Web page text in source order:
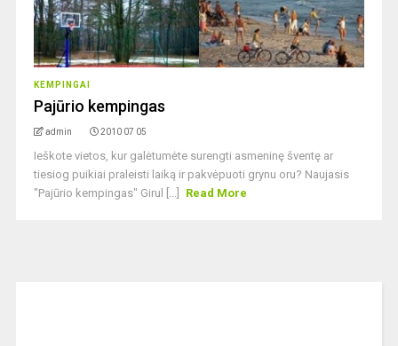
KEMPINGAI
Pajūrio kempingas
admin 2010 07 05
Ieškote vietos, kur galėtumėte surengti asmeninę šventę ar
tiesiog puikiai praleisti laiką ir pakvėpuoti grynu oru? Naujasis
"Pajūrio kempingas" Girul [...]
Read More